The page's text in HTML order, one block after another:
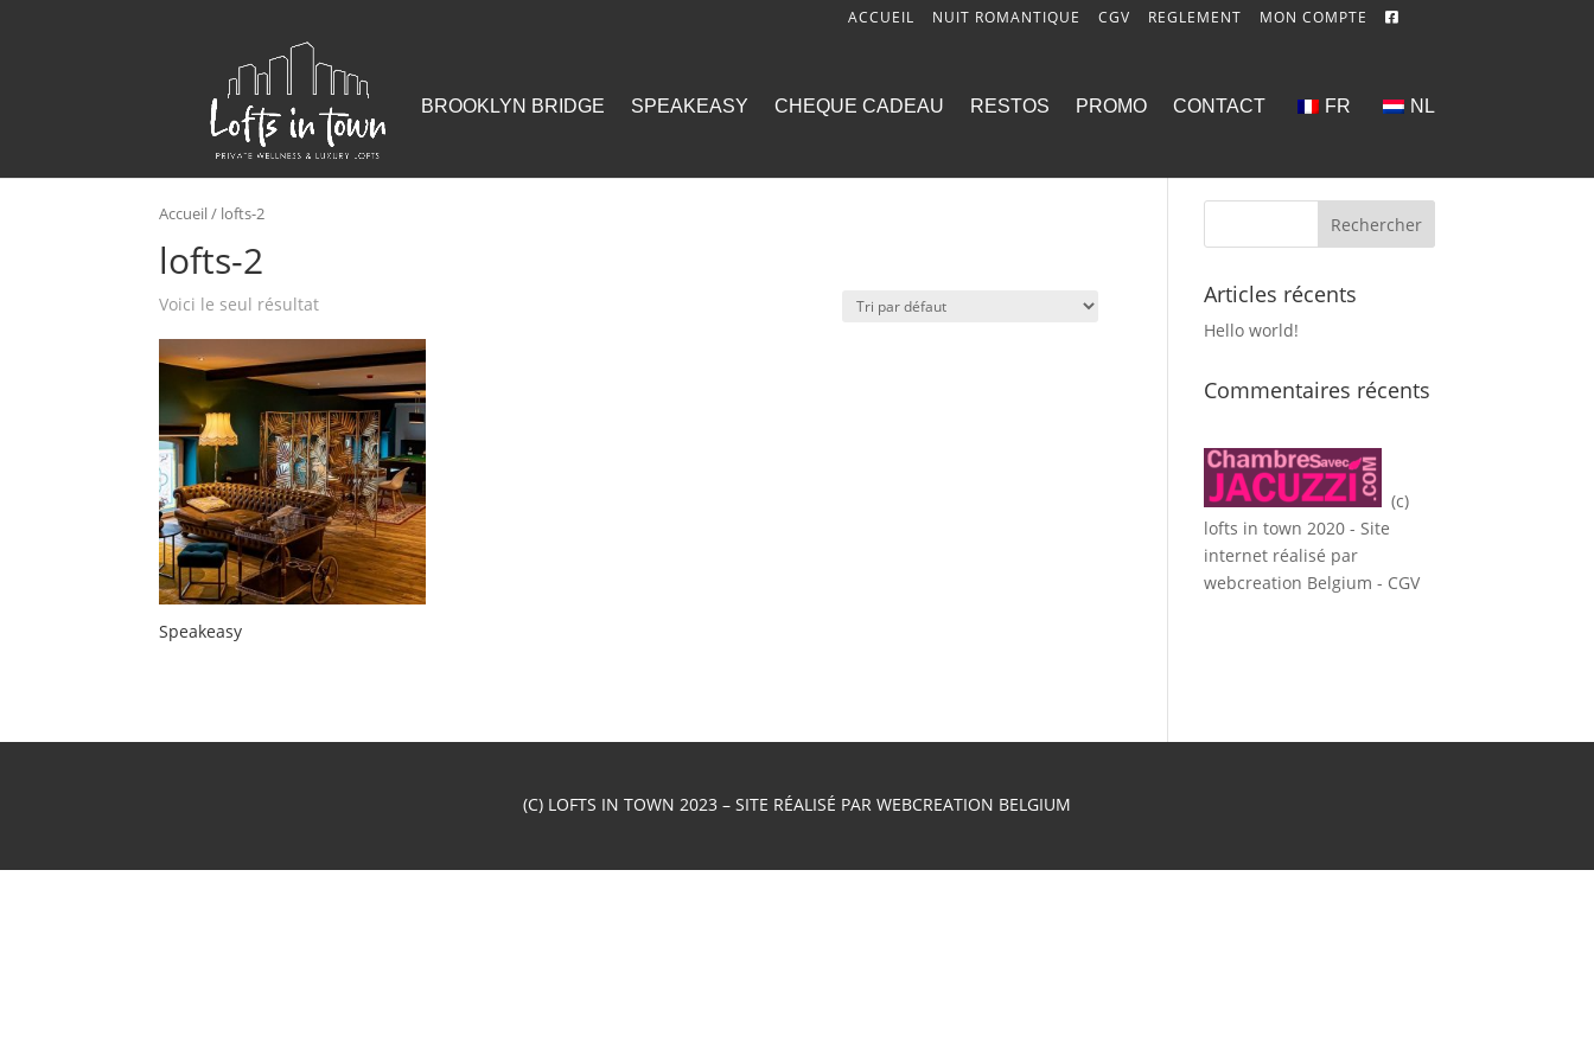
ACCUEIL NUIT ROMANTIQUE CGV REGLEMENT MON COMPTE
BROOKLYN BRIDGE SPEAKEASY CHEQUE CADEAU RESTOS PROMO CONTACT FR NL
Accueil/ lofts-2
lofts-2
Voici le seul résultat
Speakeasy
Articles récents
Hello world!
Commentaires récents
(c)
lofts in town 2020 - Site
internet réalisé par
webcreation Belgium - CGV
(C) LOFTS IN TOWN 2023 – SITE RÉALISÉ PAR WEBCREATION BELGIUM